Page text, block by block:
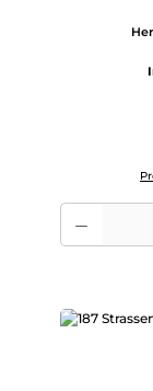
Produkt